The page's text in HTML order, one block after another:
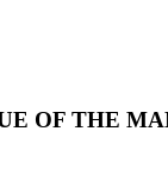
OF THE